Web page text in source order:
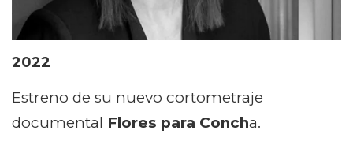
2022
Estreno de su nuevo cortometraje
documental Flores para Concha.